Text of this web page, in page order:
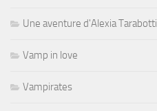
Une aventure d'Alexia Tarabotti
Vamp in love
Vampirates